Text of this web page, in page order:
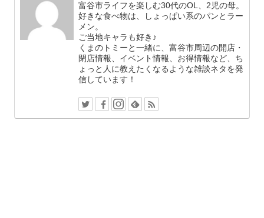
富谷市ライフを楽しむ30代のOL、2児の母。
好きな食べ物は、しょっぱい系のパンとラー
メン。
ご当地キャラも好き♪
くまのトミーと一緒に、富谷市周辺の開店・
閉店情報、イベント情報、お得情報など、ち
ょっと人に教えたくなるような雑談ネタを発
信しています！